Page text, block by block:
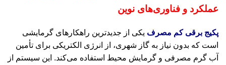
عملکرد و فناوری‌های نوین
پکیج برقی کم مصرف یکی از جدیدترین راهکارهای گرمایشی
است که بدون نیاز به گاز شهری، از انرژی الکتریکی برای تأمین
آب گرم مصرفی و گرمایش محیط استفاده می‌کند. این سیستم از